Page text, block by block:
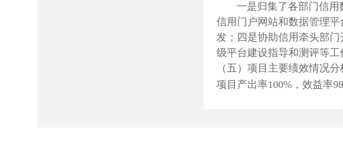
一是归集了各部门信
信用门户网站和数据管理
发；四是协助信用牵头部
级平台建设指导和测评等工
（五） 项目主要绩效情况分
项目产出率100% ，效益率